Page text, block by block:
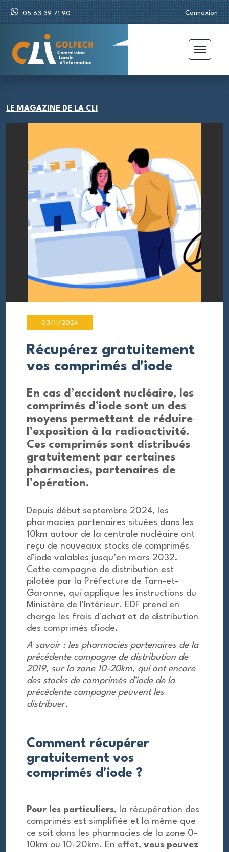
05 63 39 71 90 Connexion
LE MAGAZINE DE LA CLI
03/11/2024
Récupérez gratuitement
vos comprimés d'iode
En cas d’accident nucléaire, les
comprimés d’iode sont un des
moyens permettant de réduire
l’exposition à la radioactivité.
Ces comprimés sont distribués
gratuitement par certaines
pharmacies, partenaires de
l’opération.
Depuis début septembre 2024, les
pharmacies partenaires situées dans les
10km autour de la centrale nucléaire ont
reçu de nouveaux stocks de comprimés
d’iode valables jusqu’en mars 2032.
Cette campagne de distribution est
pilotée par la Préfecture de Tarn-et-
Garonne, qui applique les instructions du
Ministère de l'Intérieur. EDF prend en
charge les frais d'achat et de distribution
des comprimés d'iode.
A savoir : les pharmacies partenaires de la
précédente campagne de distribution de
2019, sur la zone 10-20km, qui ont encore
des stocks de comprimés d’iode de la
précédente campagne peuvent les
distribuer.
Comment récupérer
gratuitement vos
comprimés d'iode ?
Pour les particuliers, la récupération des
comprimés est simplifiée et la même que
ce soit dans les pharmacies de la zone 0-
10km ou 10-20km. En effet, vous pouvez